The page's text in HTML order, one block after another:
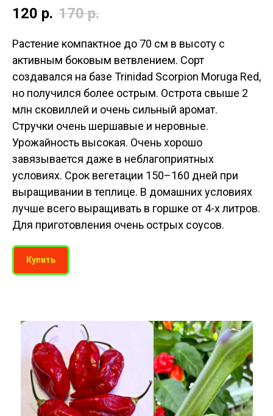
120 р. 170 р.
Растение компактное до 70 см в высоту с
активным боковым ветвлением. Сорт
создавался на базе Trinidad Scorpion Moruga Red,
но получился более острым. Острота свыше 2
млн сковиллей и очень сильный аромат.
Стручки очень шершавые и неровные.
Урожайность высокая. Очень хорошо
завязывается даже в неблагоприятных
условиях. Срок вегетации 150–160 дней при
выращивании в теплице. В домашних условиях
лучше всего выращивать в горшке от 4-х литров.
Для приготовления очень острых соусов.
Купить